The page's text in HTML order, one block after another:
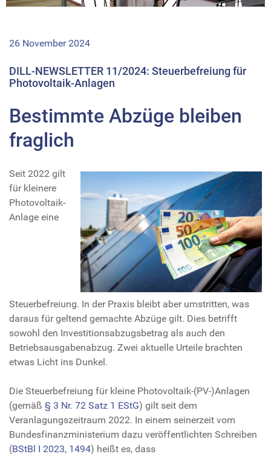
26 November 2024
DILL-NEWSLETTER 11/2024: Steuerbefreiung für
Photovoltaik-Anlagen
Bestimmte Abzüge bleiben
fraglich
Seit 2022 gilt
für kleinere
Photovoltaik-
Anlage eine
Steuerbefreiung. In der Praxis bleibt aber umstritten, was
daraus für geltend gemachte Abzüge gilt. Dies betrifft
sowohl den Investitionsabzugsbetrag als auch den
Betriebsausgabenabzug. Zwei aktuelle Urteile brachten
etwas Licht ins Dunkel.
Die Steuerbefreiung für kleine Photovoltaik-(PV-)Anlagen
(gemäß § 3 Nr. 72 Satz 1 EStG) gilt seit dem
Veranlagungszeitraum 2022. In einem seinerzeit vom
Bundesfinanzministerium dazu veröffentlichten Schreiben
(BStBl I 2023, 1494) heißt es, dass